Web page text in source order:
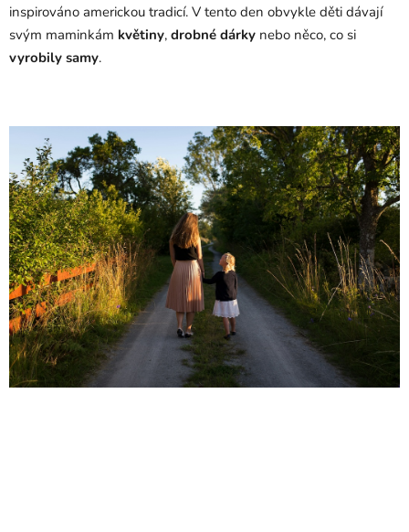
inspirováno americkou tradicí. V tento den obvykle děti dávají
svým maminkám květiny, drobné dárky nebo něco, co si
vyrobily samy.